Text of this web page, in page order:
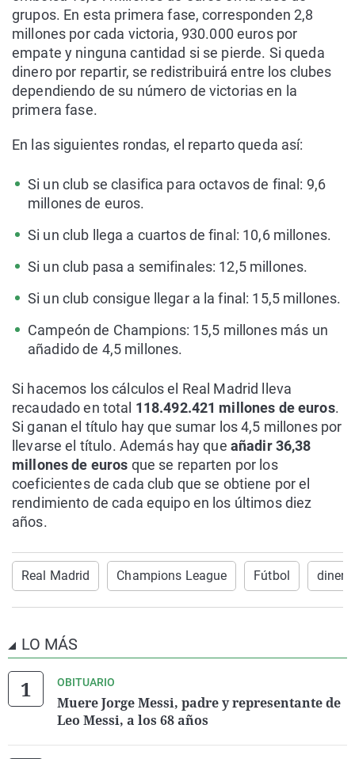
grupos. En esta primera fase, corresponden 2,8
millones por cada victoria, 930.000 euros por
empate y ninguna cantidad si se pierde. Si queda
dinero por repartir, se redistribuirá entre los clubes
dependiendo de su número de victorias en la
primera fase.
En las siguientes rondas, el reparto queda así:
Si un club se clasifica para octavos de final: 9,6
millones de euros.
Si un club llega a cuartos de final: 10,6 millones.
Si un club pasa a semifinales: 12,5 millones.
Si un club consigue llegar a la final: 15,5 millones.
Campeón de Champions: 15,5 millones más un
añadido de 4,5 millones.
Si hacemos los cálculos el Real Madrid lleva
recaudado en total 118.492.421 millones de euros.
Si ganan el título hay que sumar los 4,5 millones por
llevarse el título. Además hay que añadir 36,38
millones de euros que se reparten por los
coeficientes de cada club que se obtiene por el
rendimiento de cada equipo en los últimos diez
años.
Real Madrid Champions League Fútbol dinero
LO MÁS
OBITUARIO
Muere Jorge Messi, padre y representante de
Leo Messi, a los 68 años